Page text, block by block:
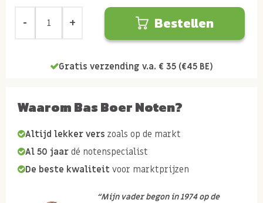
Bestellen
Gratis verzending v.a. € 35 (€45 BE)
Waarom Bas Boer Noten?
Altijd lekker vers zoals op de markt
Al 50 jaar dé notenspecialist
De beste kwaliteit voor marktprijzen
“Mijn vader begon in 1974 op de